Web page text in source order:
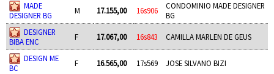
MADE
DESIGNER BG
M 17.155,00 16s906
CONDOMINIO MADE DESIGNER
BG
DESIGNER
BIBA ENC
F 17.067,00 16s843 CAMILLA MARLEN DE GEUS
DESIGN ME
BC
F 16.565,00 17s569 JOSE SILVANO BIZI